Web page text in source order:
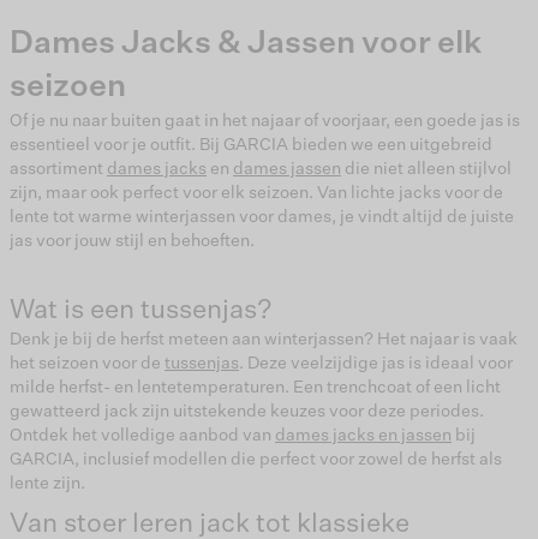
Dames Jacks & Jassen voor elk
seizoen
Of je nu naar buiten gaat in het najaar of voorjaar, een goede jas is
essentieel voor je outfit. Bij GARCIA bieden we een uitgebreid
assortiment dames jacks en dames jassen die niet alleen stijlvol
zijn, maar ook perfect voor elk seizoen. Van lichte jacks voor de
lente tot warme winterjassen voor dames, je vindt altijd de juiste
jas voor jouw stijl en behoeften.
Wat is een tussenjas?
Denk je bij de herfst meteen aan winterjassen? Het najaar is vaak
het seizoen voor de tussenjas . Deze veelzijdige jas is ideaal voor
milde herfst- en lentetemperaturen. Een trenchcoat of een licht
gewatteerd jack zijn uitstekende keuzes voor deze periodes.
Ontdek het volledige aanbod van dames jacks en jassen bij
GARCIA, inclusief modellen die perfect voor zowel de herfst als
lente zijn.
Van stoer leren jack tot klassieke